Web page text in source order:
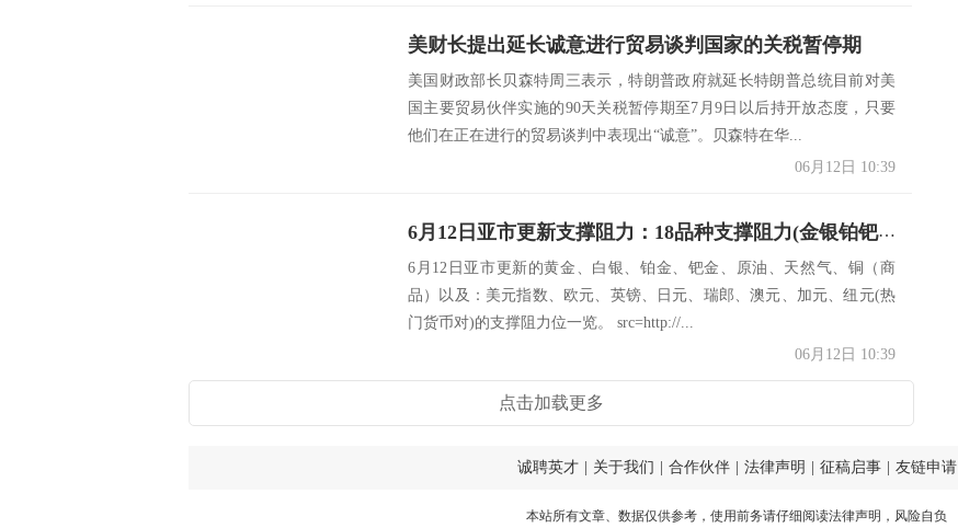
美财长提出延长诚意进行贸易谈判国家的关税暂停期
美国财政部长贝森特周三表示，特朗普政府就延长特朗普总统目前对美
国主要贸易伙伴实施的90天关税暂停期至7月9日以后持开放态度，只要
他们在正在进行的贸易谈判中表现出“诚意”。贝森特在华...
06月12日 10:39
6月12日亚市更新支撑阻力：18品种支撑阻力(金银铂钯原油天然气铜及十大货币对)
6月12日亚市更新的黄金、白银、铂金、钯金、原油、天然气、铜（商
品）以及：美元指数、欧元、英镑、日元、瑞郎、澳元、加元、纽元(热
门货币对)的支撑阻力位一览。 src=http://...
06月12日 10:39
点击加载更多
诚聘英才 关于我们 合作伙伴 法律声明 征稿启事 友链申请
本站所有文章、数据仅供参考，使用前务请仔细阅读法律声明 ，风险自负